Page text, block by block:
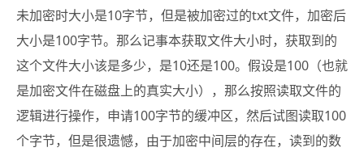
未加密时大小是10字节，但是被加密过的txt文件，加密后
大小是100字节。那么记事本获取文件大小时，获取到的
这个文件大小该是多少，是10还是100。假设是100（也就
是加密文件在磁盘上的真实大小），那么按照读取文件的
逻辑进行操作，申请100字节的缓冲区，然后试图读取100
个字节，但是很遗憾，由于加密中间层的存在，读到的数